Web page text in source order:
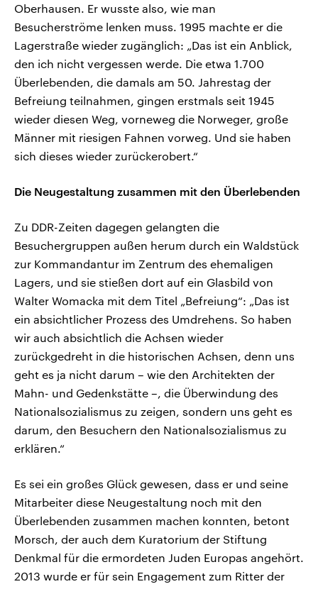
Oberhausen. Er wusste also, wie man
Besucherströme lenken muss. 1995 machte er die
Lagerstraße wieder zugänglich: „Das ist ein Anblick,
den ich nicht vergessen werde. Die etwa 1.700
Überlebenden, die damals am 50. Jahrestag der
Befreiung teilnahmen, gingen erstmals seit 1945
wieder diesen Weg, vorneweg die Norweger, große
Männer mit riesigen Fahnen vorweg. Und sie haben
sich dieses wieder zurückerobert.“
Die Neugestaltung zusammen mit den Überlebenden
Zu DDR-Zeiten dagegen gelangten die
Besuchergruppen außen herum durch ein Waldstück
zur Kommandantur im Zentrum des ehemaligen
Lagers, und sie stießen dort auf ein Glasbild von
Walter Womacka mit dem Titel „Befreiung“: „Das ist
ein absichtlicher Prozess des Umdrehens. So haben
wir auch absichtlich die Achsen wieder
zurückgedreht in die historischen Achsen, denn uns
geht es ja nicht darum – wie den Architekten der
Mahn- und Gedenkstätte –, die Überwindung des
Nationalsozialismus zu zeigen, sondern uns geht es
darum, den Besuchern den Nationalsozialismus zu
erklären.“
Es sei ein großes Glück gewesen, dass er und seine
Mitarbeiter diese Neugestaltung noch mit den
Überlebenden zusammen machen konnten, betont
Morsch, der auch dem Kuratorium der Stiftung
Denkmal für die ermordeten Juden Europas angehört.
2013 wurde er für sein Engagement zum Ritter der